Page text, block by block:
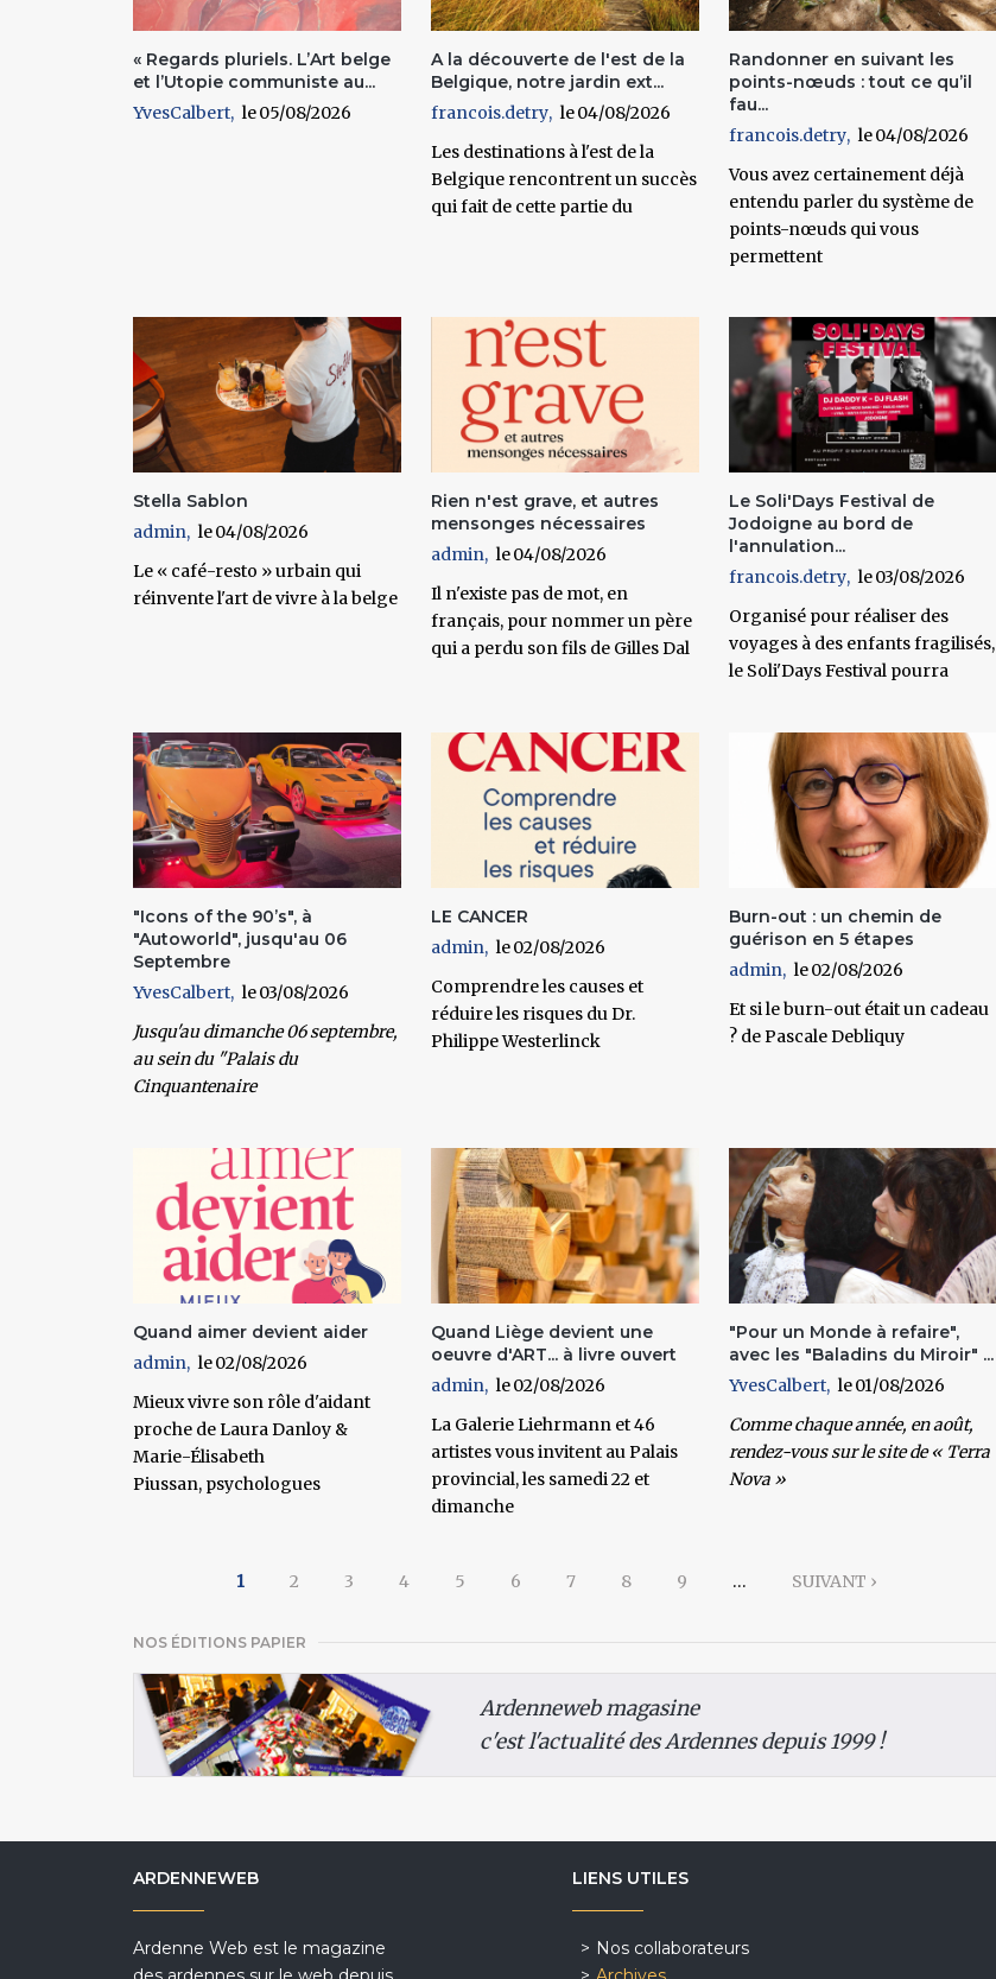
« Regards pluriels. L’Art belge
et l’Utopie communiste au...
YvesCalbert
05/08/2026
A la découverte de l'est de la
Belgique, notre jardin ext...
francois.detry
04/08/2026
Les destinations à l'est de la
Belgique rencontrent un succès
qui fait de cette partie du
Randonner en suivant les
points-nœuds : tout ce qu’il
fau...
francois.detry
04/08/2026
Vous avez certainement déjà
entendu parler du système de
points-nœuds qui vous
permettent
Stella Sablon
admin
04/08/2026
Le « café-resto » urbain qui
réinvente l'art de vivre à la belge
Rien n'est grave, et autres
mensonges nécessaires
admin
04/08/2026
Il n'existe pas de mot, en
français, pour nommer un père
qui a perdu son fils de Gilles Dal
Le Soli'Days Festival de
Jodoigne au bord de
l'annulation...
francois.detry
03/08/2026
Organisé pour réaliser des
voyages à des enfants fragilisés,
le Soli'Days Festival pourra
"Icons of the 90’s", à
"Autoworld", jusqu'au 06
Septembre
YvesCalbert
03/08/2026
Jusqu'au dimanche 06 septembre,
au sein du"Palais du
Cinquantenaire
LE CANCER
admin
02/08/2026
Comprendre les causes et
réduire les risques du Dr.
Philippe Westerlinck
Burn-out : un chemin de
guérison en 5 étapes
admin
02/08/2026
Et si le burn-out était un cadeau
? de Pascale Debliquy
Quand aimer devient aider
admin
02/08/2026
Mieux vivre son rôle d'aidant
proche de Laura Danloy &
Marie-Élisabeth
Piussan, psychologues
Quand Liège devient une
oeuvre d'ART... à livre ouvert
admin
02/08/2026
La Galerie Liehrmann et 46
artistes vous invitent au Palais
provincial, les samedi 22 et
dimanche
"Pour un Monde à refaire",
avec les "Baladins du Miroir" ...
YvesCalbert
01/08/2026
Comme chaque année, en août,
rendez-vous sur le site de« Terra
Nova »
1 2 3 4 5 6 7 8 9 … SUIVANT ›
NOS ÉDITIONS PAPIER
Ardenneweb magasine
c'est l'actualité des Ardennes depuis 1999 !
ARDENNEWEB
Ardenne Web est le magazine
LIENS UTILES
Nos collaborateurs